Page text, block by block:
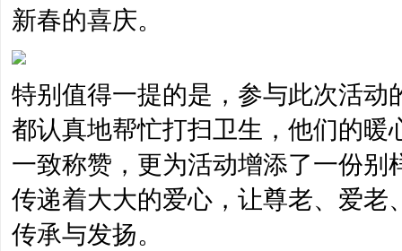
新春的喜庆。
特别值得一提的是，参与此次活动
都认真地帮忙打扫卫生，他们的暖
一致称赞，更为活动增添了一份
传递着大大的爱心，让尊老、爱老
传承与发扬。